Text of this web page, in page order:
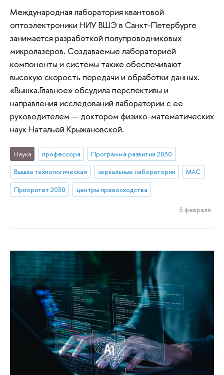
Международная лаборатория квантовой
оптоэлектроники НИУ ВШЭ в Санкт-Петербурге
занимается разработкой полупроводниковых
микролазеров. Создаваемые лабораторией
компоненты и системы также обеспечивают
высокую скорость передачи и обработки данных.
«Вышка.Главное» обсудила перспективы и
направления исследований лаборатории с ее
руководителем — доктором физико-математических
наук Натальей Крыжановской.
Наука профессора
Программа развития 2030
Вышка технологическая
зеркальные лаборатории
МАС
Приоритет 2030
центры превосходства
5 февраля